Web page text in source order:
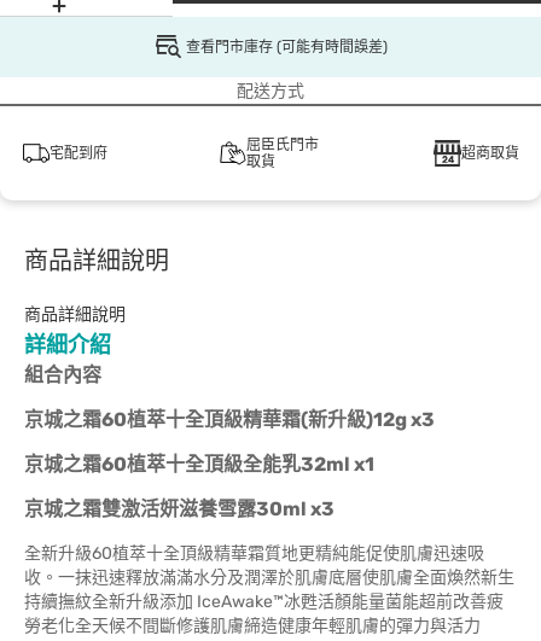
查看門市庫存 (可能有時間誤差)
配送方式
宅配到府
屈臣氏門市
取貨
超商取貨
商品詳細說明
商品詳細說明
詳細介紹
組合內容
京城之霜60植萃十全頂級精華霜(新升級)12g x3
京城之霜60植萃十全頂級全能乳32ml x1
京城之霜雙激活妍滋養雪露30ml x3
全新升級60植萃十全頂級精華霜質地更精純能促使肌膚迅速吸
收。一抹迅速釋放滿滿水分及潤澤於肌膚底層使肌膚全面煥然新生
持續撫紋全新升級添加 IceAwake™冰甦活顏能量菌能超前改善疲
勞老化全天候不間斷修護肌膚締造健康年輕肌膚的彈力與活力